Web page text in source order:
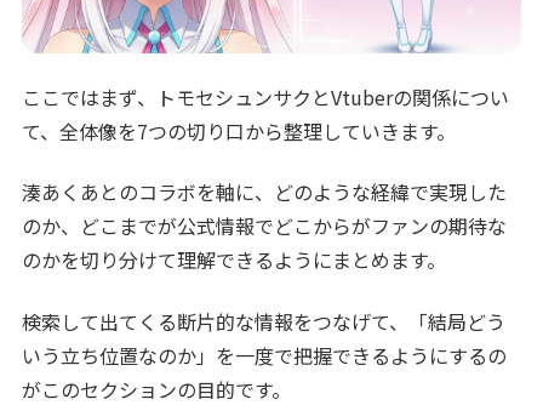
ここではまず、トモセシュンサクとVtuberの関係につい
て、全体像を7つの切り口から整理していきます。
湊あくあとのコラボを軸に、どのような経緯で実現した
のか、どこまでが公式情報でどこからがファンの期待な
のかを切り分けて理解できるようにまとめます。
検索して出てくる断片的な情報をつなげて、「結局どう
いう立ち位置なのか」を一度で把握できるようにするの
がこのセクションの目的です。